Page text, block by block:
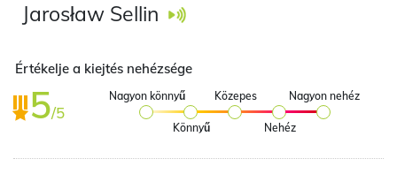
Jarosław Sellin
Értékelje a kiejtés nehézsége
5/5
Nagyon könnyű
Könnyű
Közepes
Nehéz
Nagyon nehéz